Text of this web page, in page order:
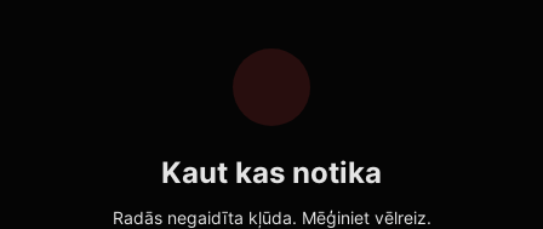
Kaut kas notika
Radās negaidīta kļūda. Mēģiniet vēlreiz.